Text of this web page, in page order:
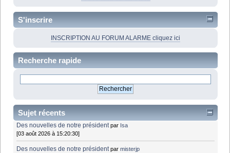
S'inscrire
INSCRIPTION AU FORUM ALARME cliquez ici
Recherche rapide
Sujet récents
Des nouvelles de notre président par Isa
[03 août 2026 à 15:20:30]
Des nouvelles de notre président parmisterjp